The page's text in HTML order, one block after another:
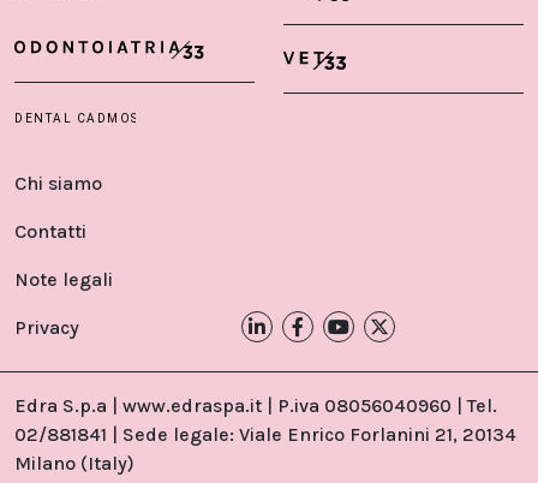
Chi siamo
Contatti
Note legali
Privacy
Edra S.p.a | www.edraspa.it | P.iva 08056040960 | Tel.
02/881841 | Sede legale: Viale Enrico Forlanini 21, 20134
Milano (Italy)